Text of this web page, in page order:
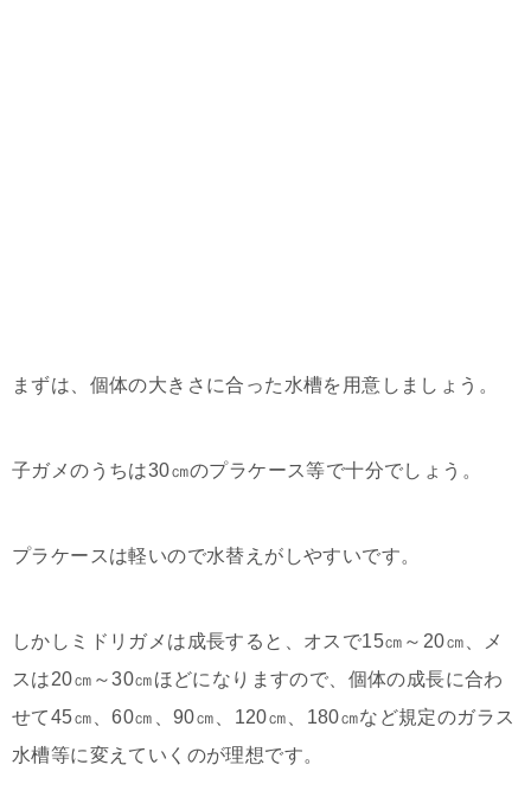
まずは、個体の大きさに合った水槽を用意しましょう。
子ガメのうちは30㎝のプラケース等で十分でしょう。
プラケースは軽いので水替えがしやすいです。
しかしミドリガメは成長すると、オスで15㎝～20㎝、メ
スは20㎝～30㎝ほどになりますので、個体の成長に合わ
せて45㎝、60㎝、90㎝、120㎝、180㎝など規定のガラス
水槽等に変えていくのが理想です。